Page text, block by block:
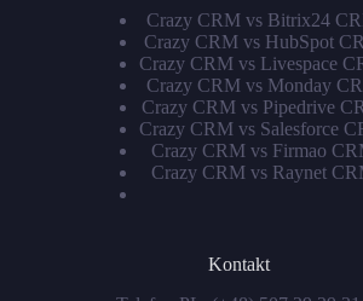
Crazy CRM vs Bitrix24
Crazy CRM vs HubSpot
Crazy CRM vs Livespace
Crazy CRM vs Monday
Crazy CRM vs Pipedrive
Crazy CRM vs Salesforce
Crazy CRM vs Firmao
Crazy CRM vs Raynet
Kontakt